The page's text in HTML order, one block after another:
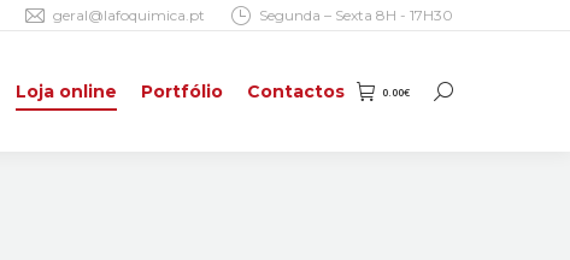
geral@lafoquimica.pt Segunda – Sexta 8H - 17H30
Loja online Portfólio Contactos 0.00€ Search: